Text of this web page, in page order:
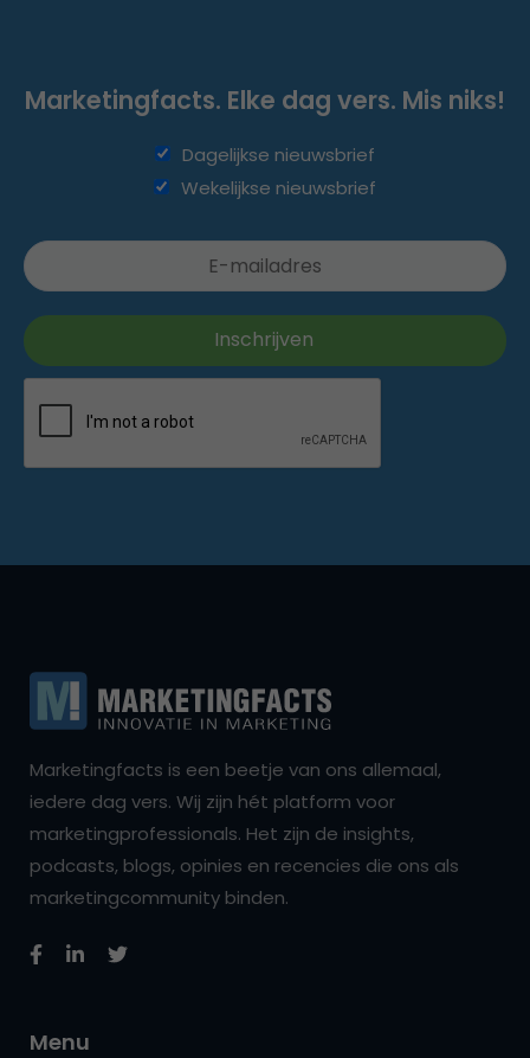
Marketingfacts. Elke dag vers. Mis niks!
Dagelijkse nieuwsbrief
Wekelijkse nieuwsbrief
Marketingfacts is een beetje van ons allemaal,
iedere dag vers. Wij zijn hét platform voor
marketingprofessionals. Het zijn de insights,
podcasts, blogs, opinies en recencies die ons als
marketingcommunity binden.
Menu